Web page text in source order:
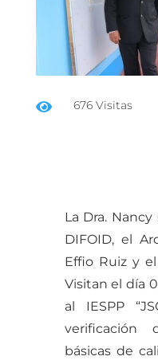
 676 Visitas
La Dra.
DIFOID, el
Effio Ruiz y
Visitan el día
al IESPP
verificación
básicas de